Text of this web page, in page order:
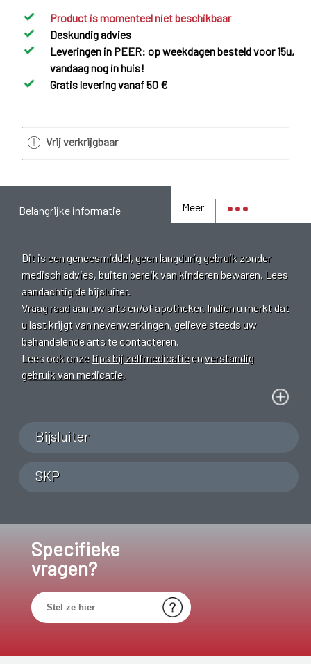
Product is momenteel niet beschikbaar
Deskundig advies
Leveringen in PEER: op weekdagen besteld voor 15u,
vandaag nog in huis!
Gratis levering vanaf 50 €
Vrij verkrijgbaar
Meer
Belangrijke informatie
Dit is een geneesmiddel, geen langdurig gebruik zonder
medisch advies, buiten bereik van kinderen bewaren. Lees
aandachtig de bijsluiter.
Vraag raad aan uw arts en/of apotheker. Indien u merkt dat
u last krijgt van nevenwerkingen, gelieve steeds uw
behandelende arts te contacteren.
Lees ook onzetips bij zelfmedicatieenverstandig
gebruik van medicatie.
Bijsluiter
SKP
Specifieke
vragen?